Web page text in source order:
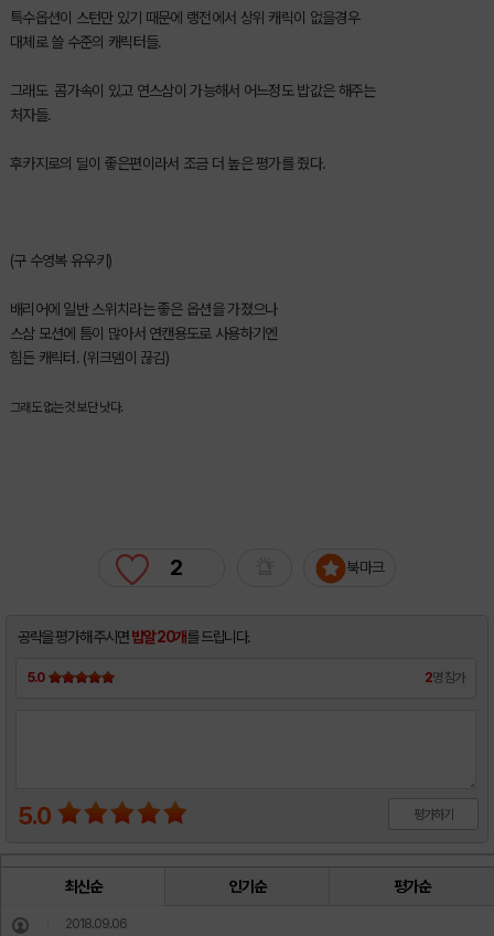
특수옵션이 스턴만 있기 때문에 랭전에서 상위 캐릭이 없을경우
대체로 쓸 수준의 캐릭터들.
그래도 콤가속이 있고 연스삼이 가능해서 어느정도 밥값은 해주는
처자들.
후카지로의 딜이 좋은편이라서 조금 더 높은 평가를 줬다.
(구 수영복 유우키)
배리어에 일반 스위치라는 좋은 옵션을 가졌으나
스삼 모션에 틈이 많아서 연캔용도로 사용하기엔
힘든 캐릭터. (위크뎀이 끊김)
그래도 없는것 보단 낫다.
2 북마크
공략을 평가해 주시면밥알 20개를 드립니다.
5.0 2명 참가
5.0 평가하기
최신순 인기순 평가순
2018.09.06